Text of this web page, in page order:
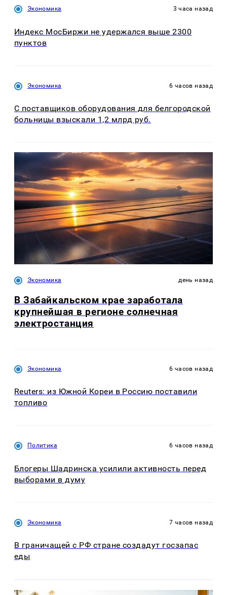
Экономика 3 часа назад
Индекс МосБиржи не удержался выше 2300
пунктов
Экономика 6 часов назад
С поставщиков оборудования для белгородской
больницы взыскали 1,2 млрд руб.
Экономика день назад
В Забайкальском крае заработала
крупнейшая в регионе солнечная
электростанция
Экономика 6 часов назад
Reuters: из Южной Кореи в Россию поставили
топливо
Политика 6 часов назад
Блогеры Шадринска усилили активность перед
выборами в думу
Экономика 7 часов назад
В граничащей с РФ стране создадут госзапас
еды